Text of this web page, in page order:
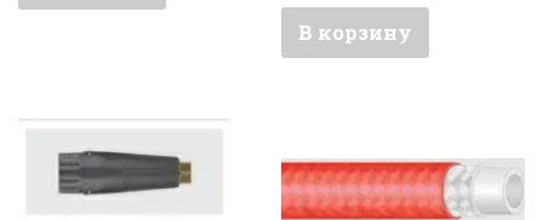
В корзину